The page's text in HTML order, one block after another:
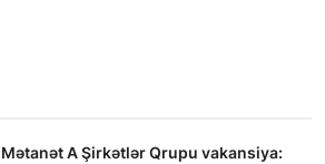
Mətanət A Şirkətlər Qrupu vakansiya: